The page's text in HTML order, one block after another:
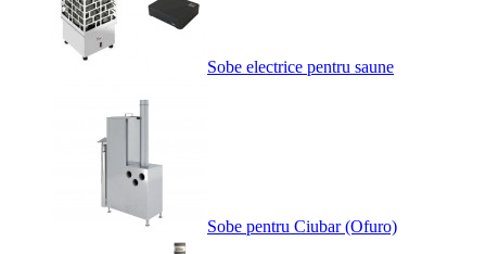
Sobe electrice pentru saune
Sobe pentru Ciubar (Ofuro)